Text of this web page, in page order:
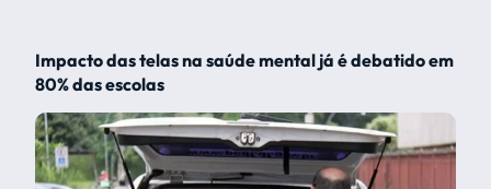
Impacto das telas na saúde mental já é debatido em
80% das escolas